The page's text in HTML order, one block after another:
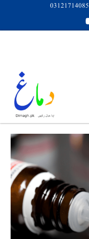
03121714085